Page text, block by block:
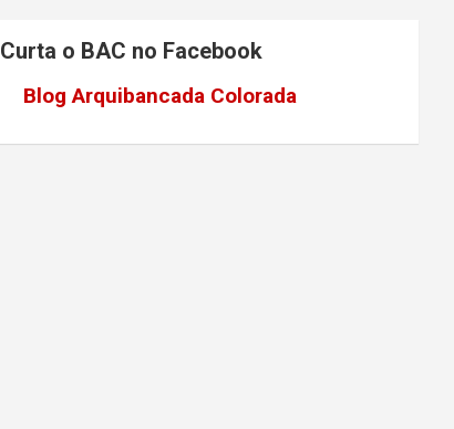
Curta o BAC no Facebook
Blog Arquibancada Colorada